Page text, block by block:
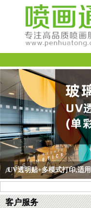
UV透明贴+多模式打印,适
客户服务